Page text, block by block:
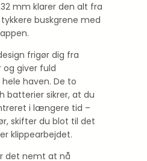
mm klarer den alt fra
buskgrene med
frigør dig fra
giver fuld
haven. De to
batterier sikrer, at du
i længere tid –
skifter du blot til det
klippearbejdet.
det nemt at nå